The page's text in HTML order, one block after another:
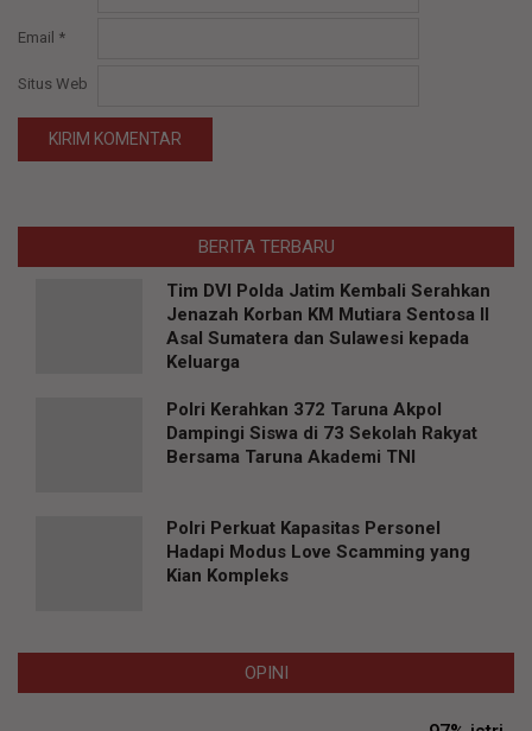
Email *
Situs Web
BERITA TERBARU
Tim DVI Polda Jatim Kembali Serahkan
Jenazah Korban KM Mutiara Sentosa II
Asal Sumatera dan Sulawesi kepada
Keluarga
Polri Kerahkan 372 Taruna Akpol
Dampingi Siswa di 73 Sekolah Rakyat
Bersama Taruna Akademi TNI
Polri Perkuat Kapasitas Personel
Hadapi Modus Love Scamming yang
Kian Kompleks
OPINI